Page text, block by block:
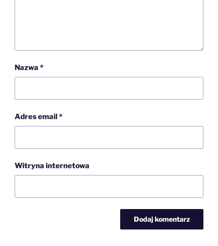
Nazwa *
Adres email*
Witryna internetowa